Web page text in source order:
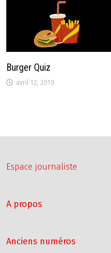
Burger Quiz
avril 12, 2019
Espace journaliste
A propos
Anciens numéros